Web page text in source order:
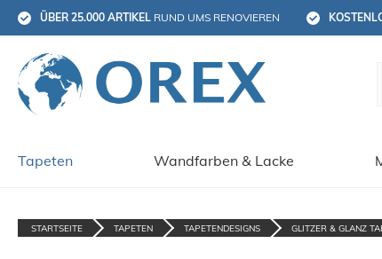
ÜBER 25.000 ARTIKEL RUND UMS RENOVIEREN
Tapeten Wandfarben & Lacke
STARTSEITE TAPETEN TAPETENDESIGNS GLITZER & GLANZ